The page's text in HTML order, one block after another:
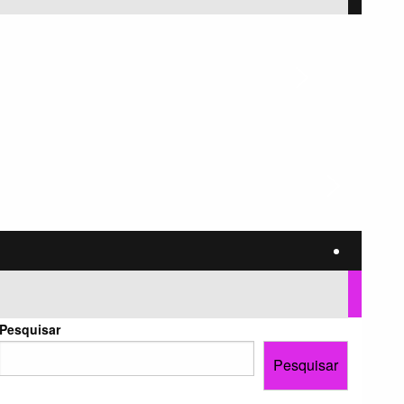
Pesquisar
Pesquisar